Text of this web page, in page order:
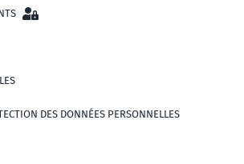
DES DONNÉES PERSONNELLES